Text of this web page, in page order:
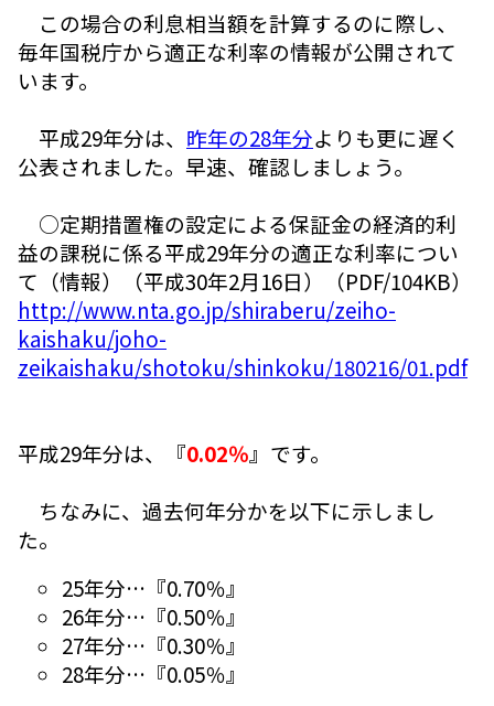
この場合の利息相当額を計算するのに際し、
毎年国税庁から適正な利率の情報が公開されて
います。
平成29年分は、 昨年の28年分よりも更に遅く
公表されました。早速、確認しましょう。
○定期措置権の設定による保証金の経済的利
益の課税に係る平成29年分の適正な利率につい
て（情報）（平成30年2月16日）（PDF/104KB）
http://www.nta.go.jp/shiraberu/zeiho-
kaishaku/joho-
zeikaishaku/shotoku/shinkoku/180216/01.pdf
平成29年分は、『0.02％』です。
ちなみに、過去何年分かを以下に示しまし
た。
25年分…『0.70％』
26年分…『0.50％』
27年分…『0.30％』
28年分…『0.05％』